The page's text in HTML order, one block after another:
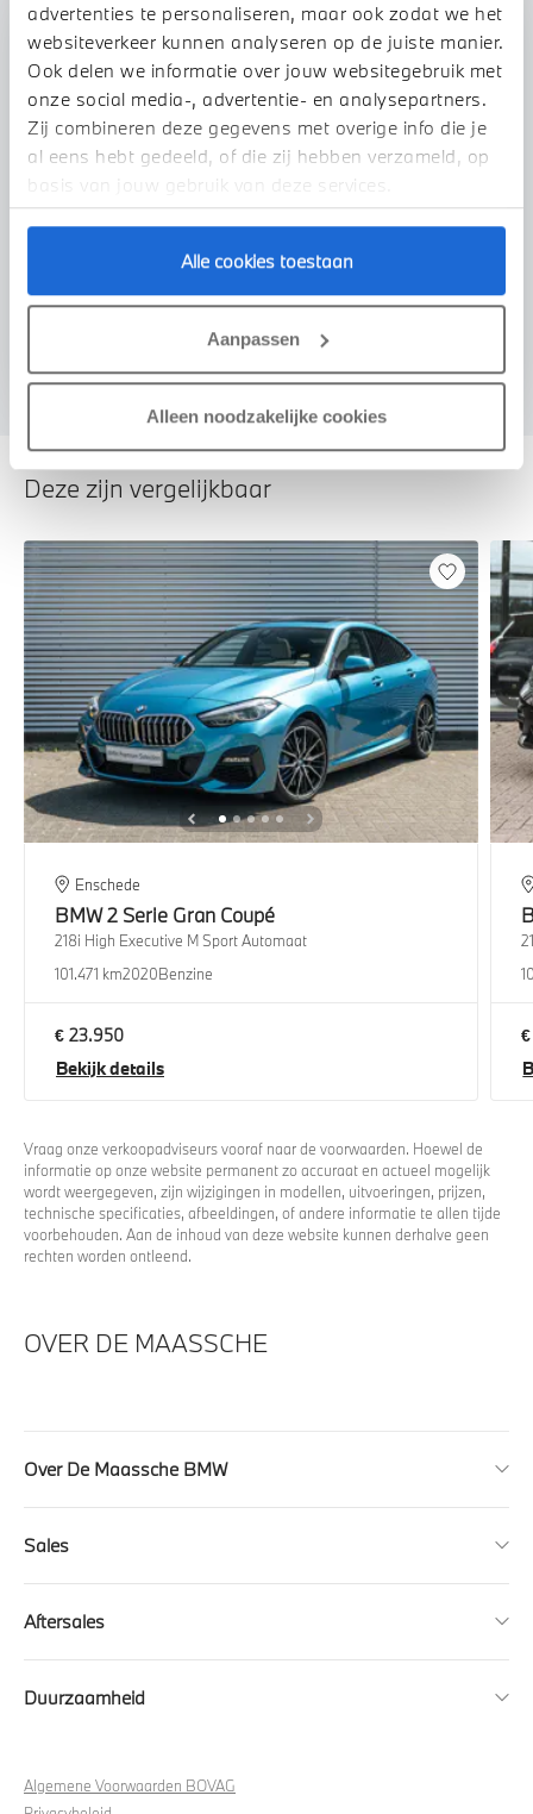
advertenties te personaliseren, maar ook zodat we het
websiteverkeer kunnen analyseren op de juiste manier.
Ook delen we informatie over jouw websitegebruik met
onze social media-, advertentie- en analysepartners.
Zij combineren deze gegevens met overige info die je
al eens hebt gedeeld, of die zij hebben verzameld, op
basis van jouw gebruik van deze services.
Alle cookies toestaan
Aanpassen
Alleen noodzakelijke cookies
Stap 1 van 3
Uw auto inruilen?
Voorstel aanvragen
Deze zijn vergelijkbaar
Enschede
BMW2 Serie Gran Coupé
218i High Executive M Sport Automaat
101.471 km2020Benzine
€ 23.950
Bekijk details
Vraag onze verkoopadviseurs vooraf naar de voorwaarden. Hoewel de
informatie op onze website permanent zo accuraat en actueel mogelijk
wordt weergegeven, zijn wijzigingen in modellen, uitvoeringen, prijzen,
technische specificaties, afbeeldingen, of andere informatie te allen tijde
voorbehouden. Aan de inhoud van deze website kunnen derhalve geen
rechten worden ontleend.
OVER DE MAASSCHE
Over De Maassche BMW
Sales
Aftersales
Duurzaamheid
Algemene Voorwaarden BOVAG